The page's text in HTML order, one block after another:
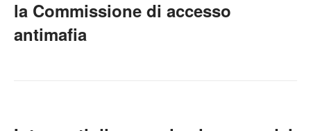
la Commissione di accesso
antimafia